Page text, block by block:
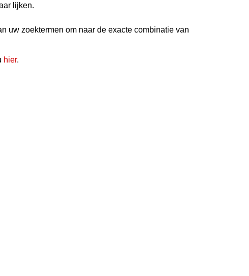
lijken.
uw zoektermen om naar de exacte combinatie van
hier.